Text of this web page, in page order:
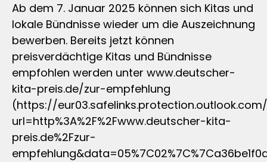
Ab dem 7. Januar 2025 können sich Kitas und
lokale Bündnisse wieder um die Auszeichnung
bewerben. Bereits jetzt können
preisverdächtige Kitas und Bündnisse
empfohlen werden unter www.deutscher-
kita-preis.de/zur-empfehlung
(https://
url=http%3A%2F%2Fwww.deutscher-kita-
preis.de%2Fzur-